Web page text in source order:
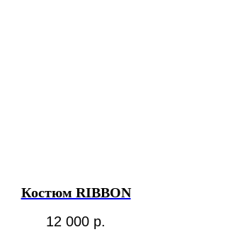
Костюм RIBBON
12 000 р.